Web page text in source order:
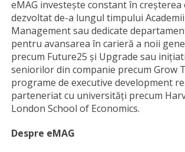
eMAG investește constant în creșterea
dezvoltat de-a lungul timpului
Management sau dedicate
pentru avansarea în carieră a noii
precum Future25 și Upgrade sau
seniorilor din companie precum Grow
programe de executive development
parteneriat cu universități precum
London School of Economics.
Despre eMAG